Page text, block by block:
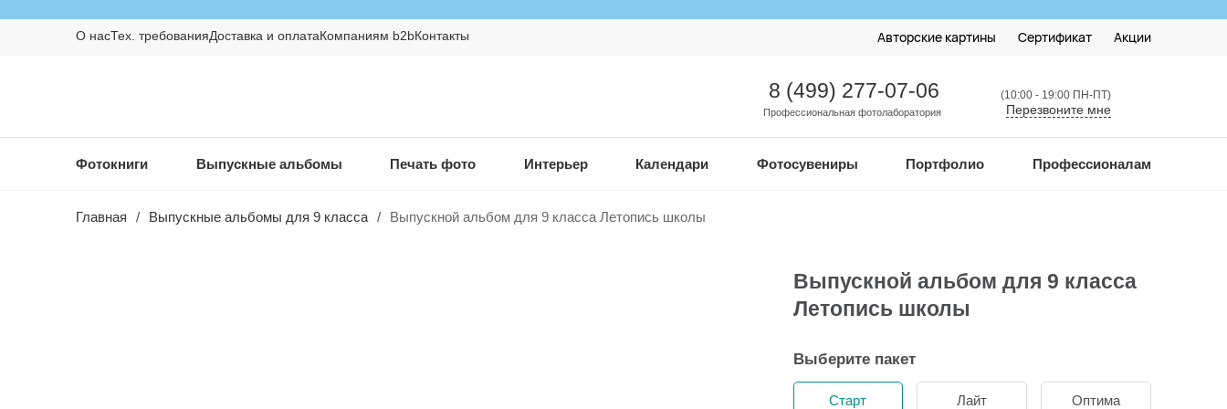
О насТех. требованияДоставка и оплатаКомпаниям b2bКонтакты Авторские картины Сертификат Акции
8 (499) 277-07-06
Профессиональная фотолаборатория
(10:00 - 19:00 ПН-ПТ)
Перезвоните мне
Фотокниги Выпускные альбомы Печать фото Интерьер Календари Фотосувениры Портфолио Профессионалам
Главная / Выпускные альбомы для 9 класса / Выпускной альбом для 9 класса Летопись школы
Выпускной альбом для 9 класса
Летопись школы
Выберите пакет
Старт Лайт Оптима